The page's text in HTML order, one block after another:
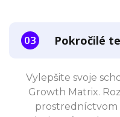
Pokročilé
Vylepšite svoje
Growth Matrix.
prostredníctvom